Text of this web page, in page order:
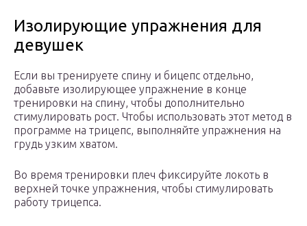
Изолирующие упражнения для
девушек
Если вы тренируете спину и бицепс отдельно,
добавьте изолирующее упражнение в конце
тренировки на спину, чтобы дополнительно
стимулировать рост. Чтобы использовать этот метод в
программе на трицепс, выполняйте упражнения на
грудь узким хватом.
Во время тренировки плеч фиксируйте локоть в
верхней точке упражнения, чтобы стимулировать
работу трицепса.